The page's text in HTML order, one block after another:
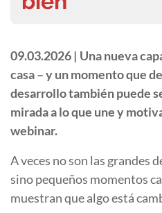
09.03.2026 | Una nueva
casa – y un momento que
desarrollo también puede
mirada a lo que une y
webinar.
A veces no son las grandes
sino pequeños momentos
muestran que algo está